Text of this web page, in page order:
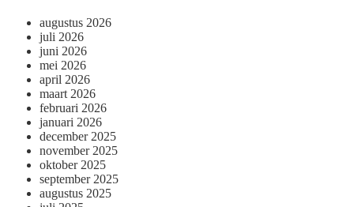
augustus 2026
juli 2026
juni 2026
mei 2026
april 2026
maart 2026
februari 2026
januari 2026
december 2025
november 2025
oktober 2025
september 2025
augustus 2025